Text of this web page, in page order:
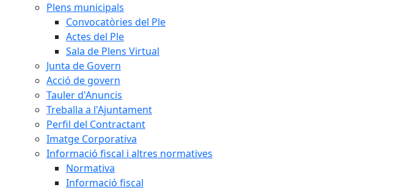
Plens municipals
Convocatòries del Ple
Actes del Ple
Sala de Plens Virtual
Junta de Govern
Acció de govern
Tauler d'Anuncis
Treballa a l'Ajuntament
Perfil del Contractant
Imatge Corporativa
Informació fiscal i altres normatives
Normativa
Informació fiscal